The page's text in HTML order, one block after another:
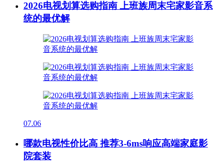
2026电视划算选购指南 上班族周末宅家影音系
统的最优解
07.06
哪款电视性价比高 推荐3-6ms响应高端家庭影
院套装